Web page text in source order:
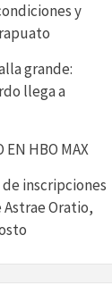
y
grande:
llega a
EN HBO MAX
inscripciones
Oratio,